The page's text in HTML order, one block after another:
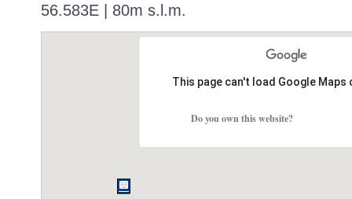
56.583E | 80m s.l.m.
This page can't load Google
Do you own this website?